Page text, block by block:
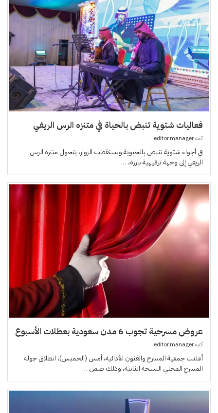
فعاليات شتوية تنبض بالحياة في متنزه الرس الريفي
كتبهeditor.manager
في أجواء شتوية تنبض بالحيوية وتستقطب الزوار، يتحول متنزه الرس
الريفي إلى وجهة ترفيهية بارزة، …
عروض مسرحية تجوب 6 مدن سعودية بعطلات الأسبوع
كتبهeditor.manager
أعلنت جمعية المسرح والفنون الأدائية، أمس (الخميس)، انطلاق جولة
المسرح المحلي النسخة الثانية، وذلك ضمن …